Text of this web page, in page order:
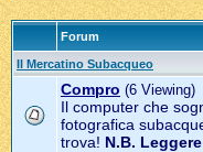
Forum
Il Mercatino Subacqueo
Compro (6 Viewing)
Il computer che
fotografica
trova! N.B.